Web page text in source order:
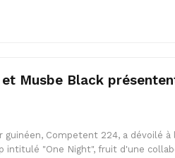
Musbe Black
Competent 224, a dévoilé à
intitulé "One Night", fruit d'une